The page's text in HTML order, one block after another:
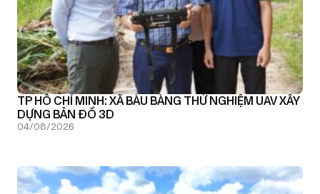
TP HỒ CHÍ MINH: XÃ BÀU BÀNG THỬ NGHIỆM UAV XÂY
DỰNG BẢN ĐỒ 3D
04/08/2026